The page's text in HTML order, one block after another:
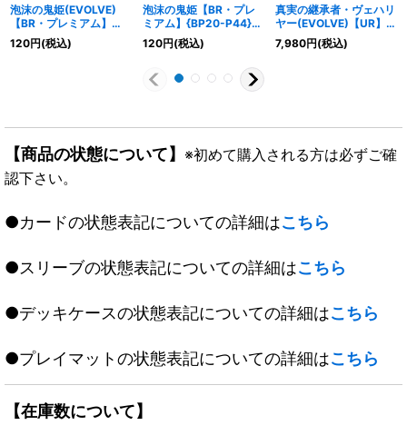
泡沫の鬼姫(EVOLVE)
【BR・プレミアム】
{BP20-P45}《ナイトメ
ア》
120円(税込)
泡沫の鬼姫【BR・プレ
ミアム】{BP20-P44}
《ナイトメア》
120円(税込)
真実の継承者・ヴェハリ
ヤー(EVOLVE)【UR】
{BP20-U03}《ウィッ
チ》
7,980円(税込)
【商品の状態について】 ※初めて購入される方は必ずご確
認下さい。
●カードの状態表記についての詳細はこちら
●スリーブの状態表記についての詳細はこちら
●デッキケースの状態表記についての詳細はこちら
●プレイマットの状態表記についての詳細はこちら
【在庫数について】